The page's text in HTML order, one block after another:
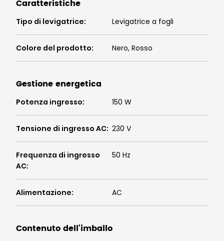
Caratteristiche
Tipo di levigatrice: Levigatrice a fogli
Colore del prodotto: Nero, Rosso
Gestione energetica
Potenza ingresso: 150 W
Tensione di ingresso AC: 230 V
Frequenza di ingresso
AC:
50 Hz
Alimentazione: AC
Contenuto dell'imballo